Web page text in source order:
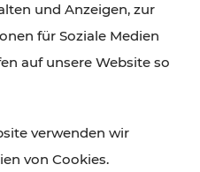
das Burgenland
Gastronomie,
– viele
und Anzeigen, zur
für Soziale Medien
auf unsere Website so
verwenden wir
von Cookies.